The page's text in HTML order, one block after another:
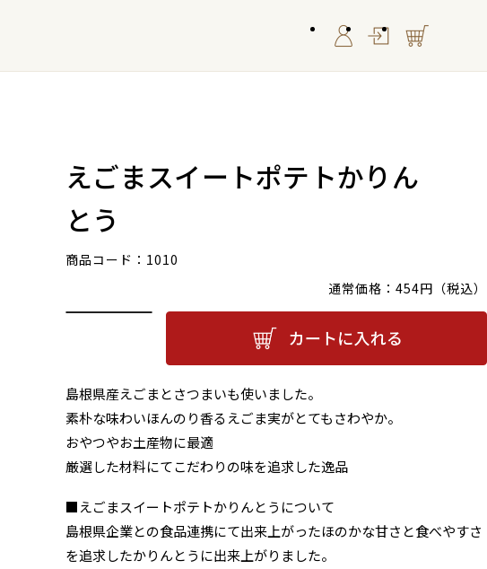
えごまスイートポテトかりん
とう
商品コード： 1010
通常価格：454円（税込）
島根県産えごまとさつまいも使いました。
素朴な味わいほんのり香るえごま実がとてもさわやか。
おやつやお土産物に最適
厳選した材料にてこだわりの味を追求した逸品
■えごまスイートポテトかりんとうについて
島根県企業との食品連携にて出来上がったほのかな甘さと食べやすさ
を追求したかりんとうに出来上がりました。
ログイン